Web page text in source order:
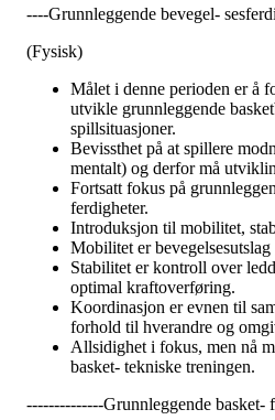
----Grunnleggende bevegel-
(Fysisk)
Målet i denne perioden er å
utvikle grunnleggende
spillsituasjoner.
Bevissthet på at spillere
mentalt) og derfor må
Fortsatt fokus på
ferdigheter.
Introduksjon til mobilitet,
Mobilitet er
Stabilitet er kontroll over
optimal kraftoverføring.
Koordinasjon er evnen til
forhold til hverandre og
Allsidighet i fokus, men nå
basket- tekniske treningen.
--------------Grunnleggende basket-